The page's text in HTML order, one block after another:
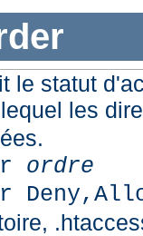
le statut
les
ordre